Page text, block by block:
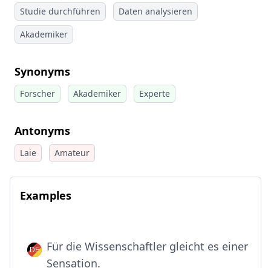
Studie durchführen
Daten analysieren
Akademiker
Synonyms
Forscher Akademiker Experte
Antonyms
Laie Amateur
Examples
Für die Wissenschaftler gleicht es einer
Sensation.